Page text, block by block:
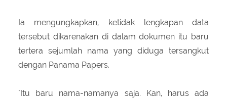
Ia mengungkapkan, ketidak lengkapan data
tersebut dikarenakan di dalam dokumen itu baru
tertera sejumlah nama yang diduga tersangkut
dengan Panama Papers.
"Itu baru nama-namanya saja. Kan, harus ada